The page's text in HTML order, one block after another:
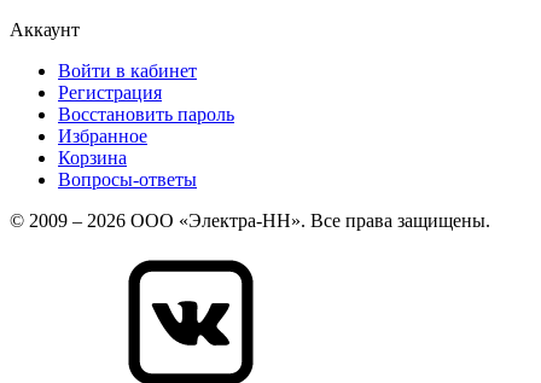
Аккаунт
Войти в кабинет
Регистрация
Восстановить пароль
Избранное
Корзина
Вопросы-ответы
© 2009 – 2026 ООО «Электра-НН». Все права защищены.